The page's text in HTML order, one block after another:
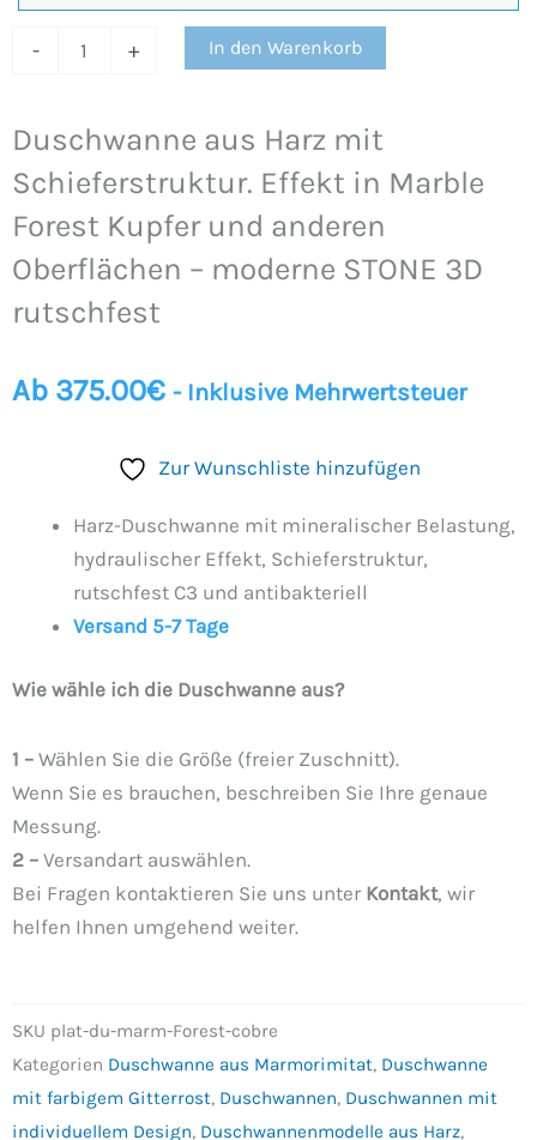
Duschwanne aus Harz mit
Schieferstruktur. Effekt in Marble
Forest Kupfer und anderen
Oberflächen – moderne STONE 3D
rutschfest
Ab 375.00€ - Inklusive Mehrwertsteuer
Zur Wunschliste hinzufügen
Harz-Duschwanne mit mineralischer Belastung,
hydraulischer Effekt, Schieferstruktur,
rutschfest C3 und antibakteriell
Versand 5-7 Tage
Wie wähle ich die Duschwanne aus?
1 – Wählen Sie die Größe (freier Zuschnitt).
Wenn Sie es brauchen, beschreiben Sie Ihre genaue
Messung.
2 – Versandart auswählen.
Bei Fragen kontaktieren Sie uns unter Kontakt, wir
helfen Ihnen umgehend weiter.
SKU plat-du-marm-Forest-cobre
Kategorien Duschwanne aus Marmorimitat, Duschwanne
mit farbigem Gitterrost, Duschwannen, Duschwannen mit
individuellem Design, Duschwannenmodelle aus Harz,
-
moderne
rutschfest
Menge
+ In den Warenkorb